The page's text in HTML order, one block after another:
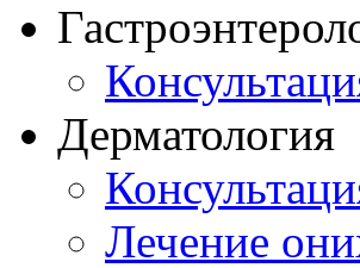
Дерматология
Лечение